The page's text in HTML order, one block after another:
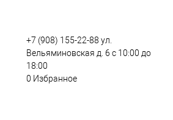
+7 (908) 155-22-88 ул.
Вельяминовская д. 6 с 10:00 до
18:00
0 Избранное